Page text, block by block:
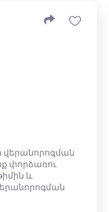
վերանորոգման
փորձառու
և